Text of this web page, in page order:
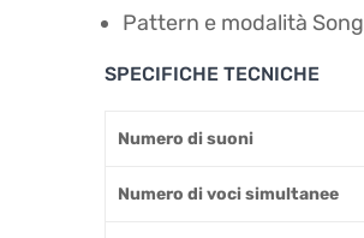
Pattern e modalità Song
SPECIFICHE TECNICHE
Numero di suoni
Numero di voci simultanee